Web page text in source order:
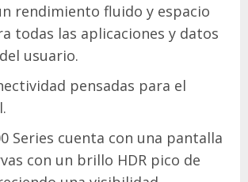
rendimiento fluido y espacio
todas las aplicaciones y datos
usuario.
pensadas para el
Series cuenta con una pantalla
con un brillo HDR pico de